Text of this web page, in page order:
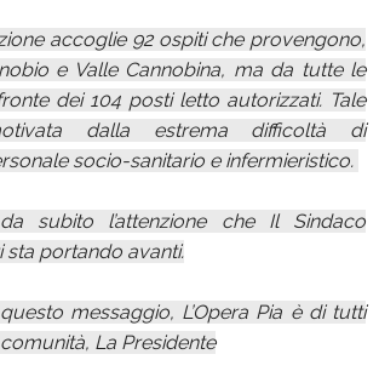
accoglie 92 ospiti che provengono,
e Valle Cannobina, ma da tutte le
dei 104 posti letto autorizzati. Tale
dalla estrema difficoltà di
socio-sanitario e infermieristico.
subito l’attenzione che Il Sindaco
sta portando avanti.
messaggio, L’Opera Pia è di tutti
La Presidente